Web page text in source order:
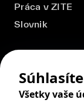
Práca v ZITE
Slovnik
Všetky vaše